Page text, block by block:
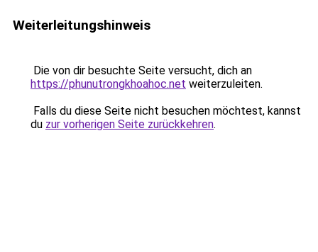
Weiterleitungshinweis
Die von dir besuchte Seite versucht, dich an
https://phunutrongkhoahoc.net weiterzuleiten.
Falls du diese Seite nicht besuchen möchtest, kannst
du zur vorherigen Seite zurückkehren.